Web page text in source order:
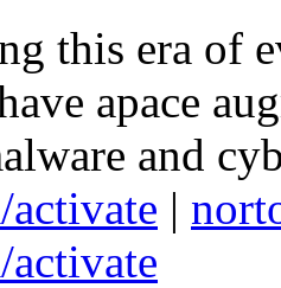
this era of
apace
and
|